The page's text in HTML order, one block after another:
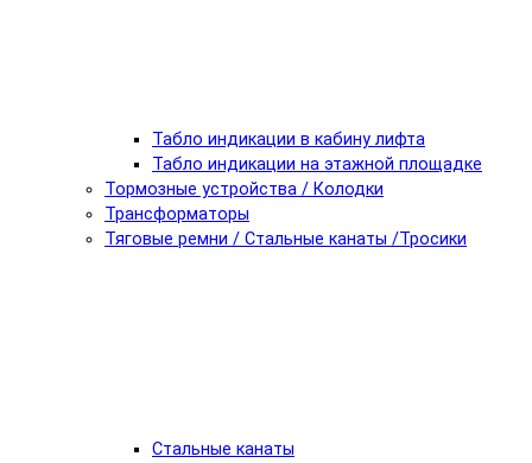
Табло индикации в кабину лифта
Табло индикации на этажной площадке
Тормозные устройства / Колодки
Трансформаторы
Тяговые ремни / Стальные канаты /Тросики
Стальные канаты